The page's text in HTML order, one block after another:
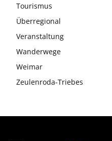
Tourismus
Überregional
Veranstaltung
Wanderwege
Weimar
Zeulenroda-Triebes